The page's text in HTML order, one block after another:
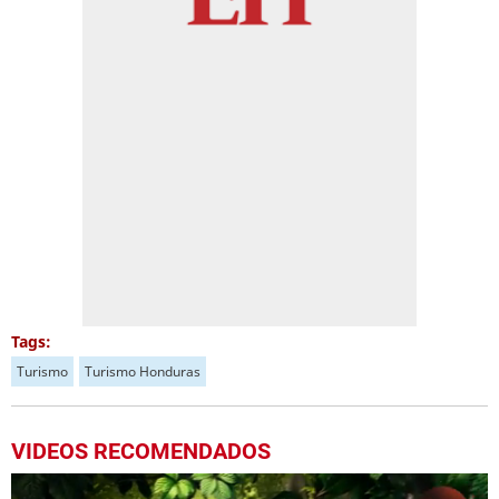
Tags:
Turismo Turismo Honduras
VIDEOS RECOMENDADOS